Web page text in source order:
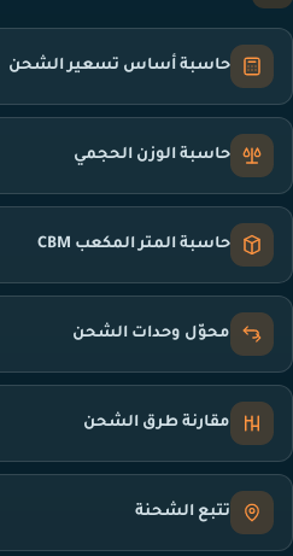
حاسبة أساس تسعير الشحن
حاسبة الوزن الحجمي
حاسبة المتر المكعب CBM
محوّل وحدات الشحن
مقارنة طرق الشحن
تتبع الشحنة